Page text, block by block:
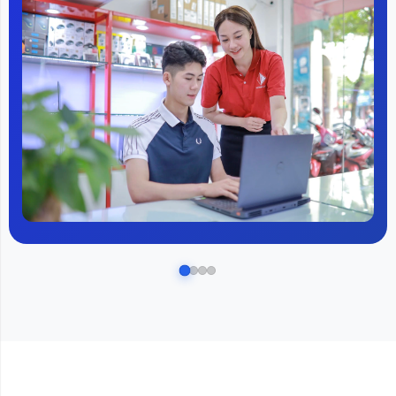
Chip Intel Core i5 thế hệ 12 mạnh mẽ,
vượt trội
Dell Inspiron 3520được trang bị bộ vi xử lý Intel Core i5 thế hệ
thứ 12, một con chip mạnh mẽ đủ để xử lý tốt các tác vụ học tập
thông thường như xử lý văn bản, tra cứu thông tin trên internet,
chỉnh sửa ảnh cơ bản và cả xem phim giải trí. So với các dòng chip
thế hệ cũ, Intel Core i5 thế hệ 12 có khả năng tối ưu hiệu suất và
tiết kiệm điện năng, giúp máy có thể hoạt động lâu dài mà không
lo lắng về tình trạng giật, lag.
Điểm cộng khác là con chip này được trang bị đồ họa tích hợp
Intel Iris XE Graphics, đủ để xử lý tốt các phần mềm học tập, giải trí
cơ bản, đồng thời hỗ trợ nhiều ứng dụng hiện đại mà không làm